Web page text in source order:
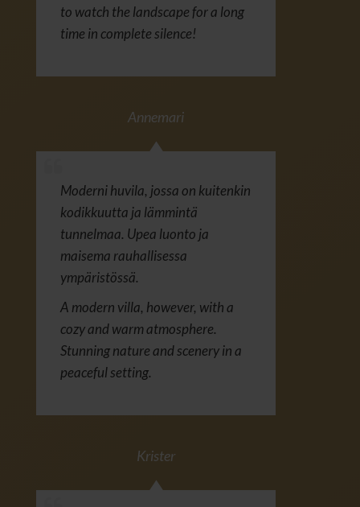
to watch the landscape for a long
time in complete silence!
Annemari
Moderni huvila, jossa on kuitenkin
kodikkuutta ja lämmintä
tunnelmaa. Upea luonto ja
maisema rauhallisessa
ympäristössä.
A modern villa, however, with a
cozy and warm atmosphere.
Stunning nature and scenery in a
peaceful setting.
Krister